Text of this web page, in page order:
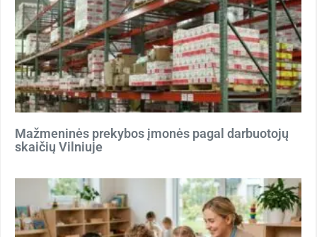
Mažmeninės prekybos įmonės pagal darbuotojų
skaičių Vilniuje